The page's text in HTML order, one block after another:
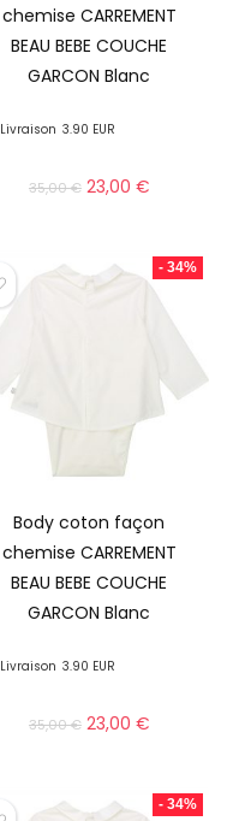
chemise CARREMENT
BEAU BEBE COUCHE
GARCON Blanc
Livraison 3.90 EUR
35,00€ 23,00 €
- 34%
Body coton façon
chemise CARREMENT
BEAU BEBE COUCHE
GARCON Blanc
Livraison 3.90 EUR
35,00€ 23,00 €
- 34%